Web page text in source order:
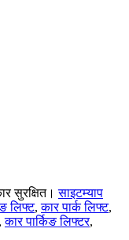
सुरक्षित। साइटम्याप
लिफ्ट,कार पार्क लिफ्ट,
,कार पार्किङ लिफ्टर,